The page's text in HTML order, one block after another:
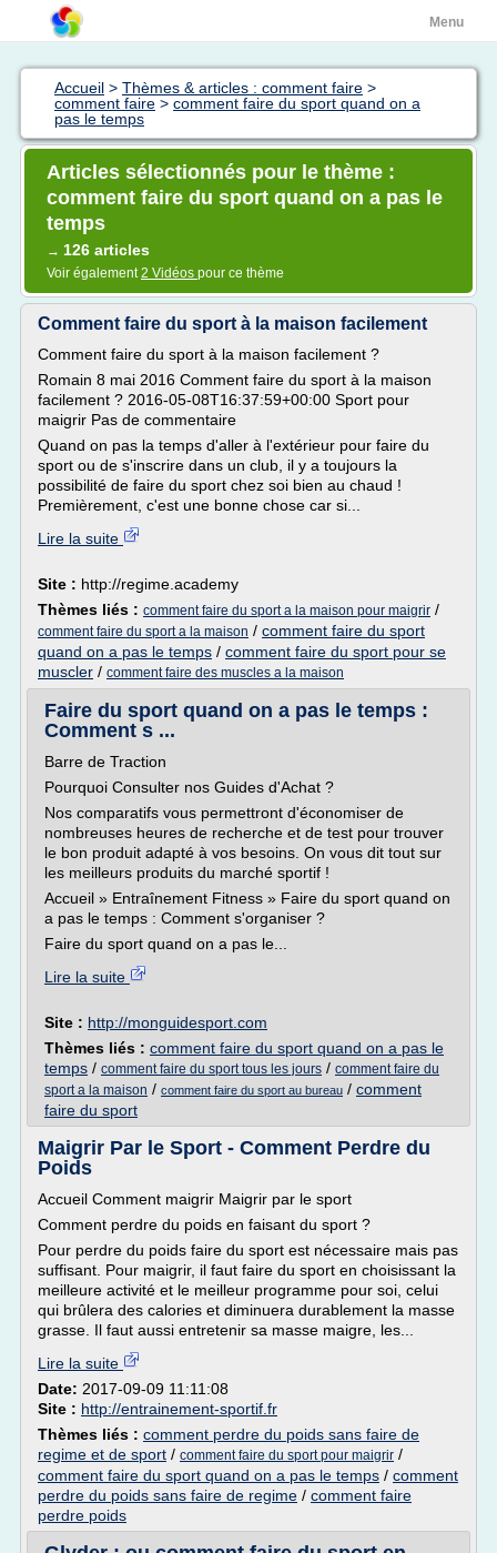
Menu
Accueil > Thèmes & articles : comment faire >
comment faire > comment faire du sport quand on a
pas le temps
Articles sélectionnés pour le thème :
comment faire du sport quand on a pas le
temps
→ 126 articles
Voir également2 Vidéos pour ce thème
Comment faire du sport à la maison facilement
Comment faire du sport à la maison facilement ?
Romain 8 mai 2016 Comment faire du sport à la maison
facilement ? 2016-05-08T16:37:59+00:00 Sport pour
maigrir Pas de commentaire
Quand on pas la temps d'aller à l'extérieur pour faire du
sport ou de s'inscrire dans un club, il y a toujours la
possibilité de faire du sport chez soi bien au chaud !
Premièrement, c'est une bonne chose car si...
Lire la suite
Site : http://regime.academy
Thèmes liés : comment faire du sport a la maison pour maigrir /
comment faire du sport a la maison / comment faire du sport
quand on a pas le temps / comment faire du sport pour se
muscler / comment faire des muscles a la maison
Faire du sport quand on a pas le temps :
Comment s ...
Barre de Traction
Pourquoi Consulter nos Guides d'Achat ?
Nos comparatifs vous permettront d'économiser de
nombreuses heures de recherche et de test pour trouver
le bon produit adapté à vos besoins. On vous dit tout sur
les meilleurs produits du marché sportif !
Accueil » Entraînement Fitness » Faire du sport quand on
a pas le temps : Comment s'organiser ?
Faire du sport quand on a pas le...
Lire la suite
Site : http://monguidesport.com
Thèmes liés : comment faire du sport quand on a pas le
temps / comment faire du sport tous les jours / comment faire du
sport a la maison / comment faire du sport au bureau / comment
faire du sport
Maigrir Par le Sport - Comment Perdre du
Poids
Accueil Comment maigrir Maigrir par le sport
Comment perdre du poids en faisant du sport ?
Pour perdre du poids faire du sport est nécessaire mais pas
suffisant. Pour maigrir, il faut faire du sport en choisissant la
meilleure activité et le meilleur programme pour soi, celui
qui brûlera des calories et diminuera durablement la masse
grasse. Il faut aussi entretenir sa masse maigre, les...
Lire la suite
Date: 2017-09-09 11:11:08
Site : http://entrainement-sportif.fr
Thèmes liés : comment perdre du poids sans faire de
regime et de sport / comment faire du sport pour maigrir /
comment faire du sport quand on a pas le temps / comment
perdre du poids sans faire de regime / comment faire
perdre poids